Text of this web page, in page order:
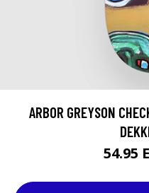
ARBOR GREYSON
54.95